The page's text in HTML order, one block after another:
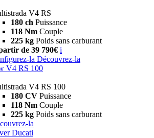
V4 RS
180 ch Puissance
118 Nm Couple
225 kg Poids sans carburant
de 39 790€ i
la Découvrez-la
V4 RS 100
V4 RS 100
180 CV Puissance
118 Nm Couple
225 kg Poids sans carburant
la
Ducati